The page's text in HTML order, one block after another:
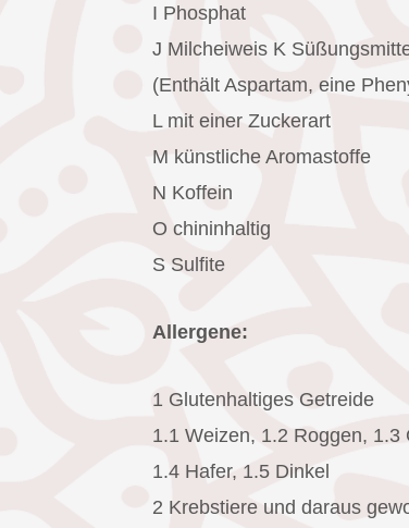
I Phosphat
J Milcheiweis K
(Enthält Aspartam, eine
L mit einer Zuckerart
M künstliche Aromastoffe
N Koffein
O chininhaltig
S Sulfite
Allergene:
1 Glutenhaltiges Getreide
1.1 Weizen, 1.2 Roggen, 1.3
1.4 Hafer, 1.5 Dinkel
2 Krebstiere und daraus